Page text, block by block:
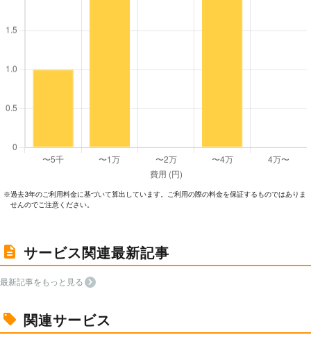
※過去3年のご利⽤料⾦に基づいて算出しています。ご利⽤の際の料⾦を保証するものではありま
せんのでご注意ください。
サービス関連最新記事
最新記事をもっと見る
関連サービス